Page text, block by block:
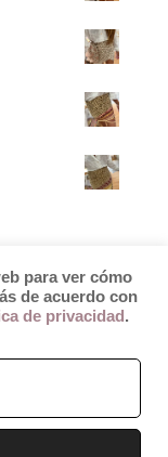
y Devoluciones
para ver cómo
de acuerdo con
de privacidad .